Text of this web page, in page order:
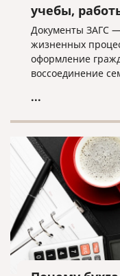
учебы,
Документы ЗАГС —
жизненных
оформление
воссоединение
наследство и
...